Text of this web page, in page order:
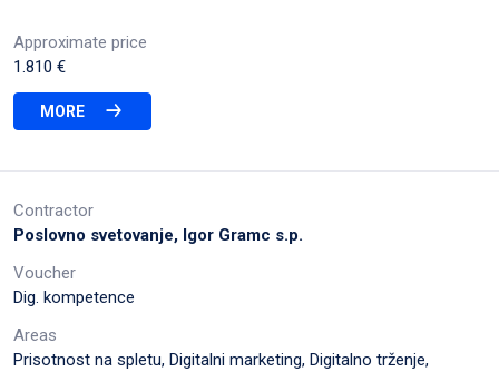
Approximate price
1.810 €
MORE
Contractor
Poslovno svetovanje, Igor Gramc s.p.
Voucher
Dig. kompetence
Areas
Prisotnost na spletu, Digitalni marketing, Digitalno trženje,